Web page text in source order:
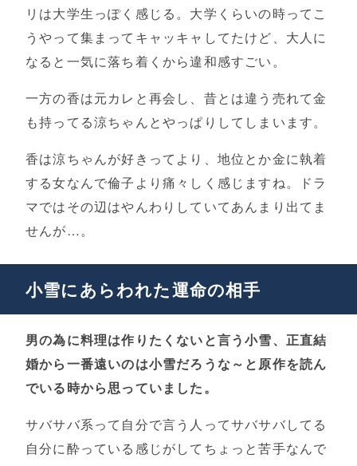
リは大学生っぽく感じる。大学くらいの時ってこ
うやって集まってキャッキャしてたけど、大人に
なると一気に落ち着くから違和感すごい。
一方の香は元カレと再会し、昔とは違う売れて金
も持ってる涼ちゃんとやっぱりしてしまいます。
香は涼ちゃんが好きってより、地位とか金に執着
する女なんで倫子より痛々しく感じますね。ドラ
マではその辺はやんわりしていてあんまり出てま
せんが…。
小雪にあらわれた運命の相手
男の為に料理は作りたくないと言う小雪、正直結
婚から一番遠いのは小雪だろうな～と原作を読ん
でいる時から思っていました。
サバサバ系って自分で言う人ってサバサバしてる
自分に酔っている感じがしてちょっと苦手なんで